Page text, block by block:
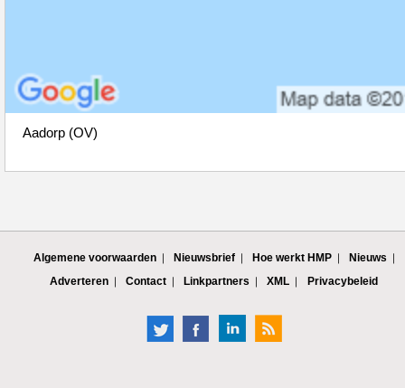
Aadorp (OV)
Algemene voorwaarden Nieuwsbrief Hoe werkt HMP
Nieuws
Adverteren
Contact Linkpartners XML Privacybeleid